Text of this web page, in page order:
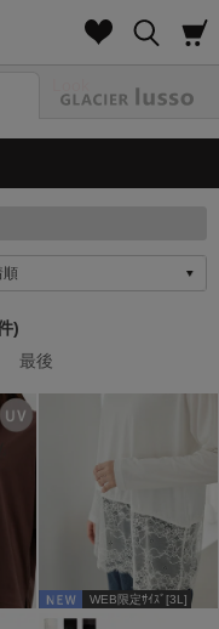
)
最後
WEB限定ｻｲｽﾞ[3L]